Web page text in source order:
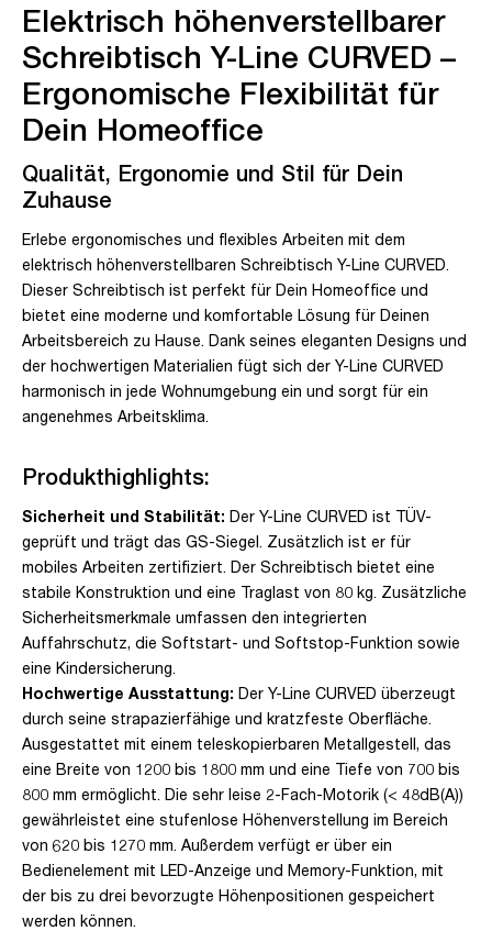
Elektrisch höhenverstellbarer
Schreibtisch Y-Line CURVED –
Ergonomische Flexibilität für
Dein Homeoffice
Qualität, Ergonomie und Stil für Dein
Zuhause
Erlebe ergonomisches und flexibles Arbeiten mit dem
elektrisch höhenverstellbaren Schreibtisch Y-Line CURVED.
Dieser Schreibtisch ist perfekt für Dein Homeoffice und
bietet eine moderne und komfortable Lösung für Deinen
Arbeitsbereich zu Hause. Dank seines eleganten Designs und
der hochwertigen Materialien fügt sich der Y-Line CURVED
harmonisch in jede Wohnumgebung ein und sorgt für ein
angenehmes Arbeitsklima.
Produkthighlights:
Sicherheit und Stabilität: Der Y-Line CURVED ist TÜV-
geprüft und trägt das GS-Siegel. Zusätzlich ist er für
mobiles Arbeiten zertifiziert. Der Schreibtisch bietet eine
stabile Konstruktion und eine Traglast von 80 kg. Zusätzliche
Sicherheitsmerkmale umfassen den integrierten
Auffahrschutz, die Softstart- und Softstop-Funktion sowie
eine Kindersicherung.
Hochwertige Ausstattung: Der Y-Line CURVED überzeugt
durch seine strapazierfähige und kratzfeste Oberfläche.
Ausgestattet mit einem teleskopierbaren Metallgestell, das
eine Breite von 1200 bis 1800 mm und eine Tiefe von 700 bis
800 mm ermöglicht. Die sehr leise 2-Fach-Motorik (< 48dB(A))
gewährleistet eine stufenlose Höhenverstellung im Bereich
von 620 bis 1270 mm. Außerdem verfügt er über ein
Bedienelement mit LED-Anzeige und Memory-Funktion, mit
der bis zu drei bevorzugte Höhenpositionen gespeichert
werden können.